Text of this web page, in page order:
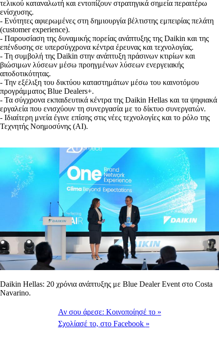
τελικού καταναλωτή και εντοπίζουν στρατηγικά σημεία περαιτέρω
ενίσχυσης.
- Ενότητες αφιερωμένες στη δημιουργία βέλτιστης εμπειρίας πελάτη
(customer experience).
- Παρουσίαση της δυναμικής πορείας ανάπτυξης της Daikin και της
επένδυσης σε υπερσύγχρονα κέντρα έρευνας και τεχνολογίας.
- Τη συμβολή της Daikin στην ανάπτυξη πράσινων κτιρίων και
βιώσιμων λύσεων μέσω προηγμένων λύσεων ενεργειακής
αποδοτικότητας.
- Την εξέλιξη του δικτύου καταστημάτων μέσω του καινοτόμου
προγράμματος Blue Dealers+.
- Τα σύγχρονα εκπαιδευτικά κέντρα της Daikin Hellas και τα ψηφιακά
εργαλεία που ενισχύουν τη συνεργασία με το δίκτυο συνεργατών.
- Ιδιαίτερη μνεία έγινε επίσης στις νέες τεχνολογίες και το ρόλο της
Τεχνητής Νοημοσύνης (AI).
Daikin Hellas: 20 χρόνια ανάπτυξης με Blue Dealer Event στο Costa
Navarino.
Αν σου άρεσε: Κοινοποίησέ το »
Σχολίασέ το, στο Facebook »